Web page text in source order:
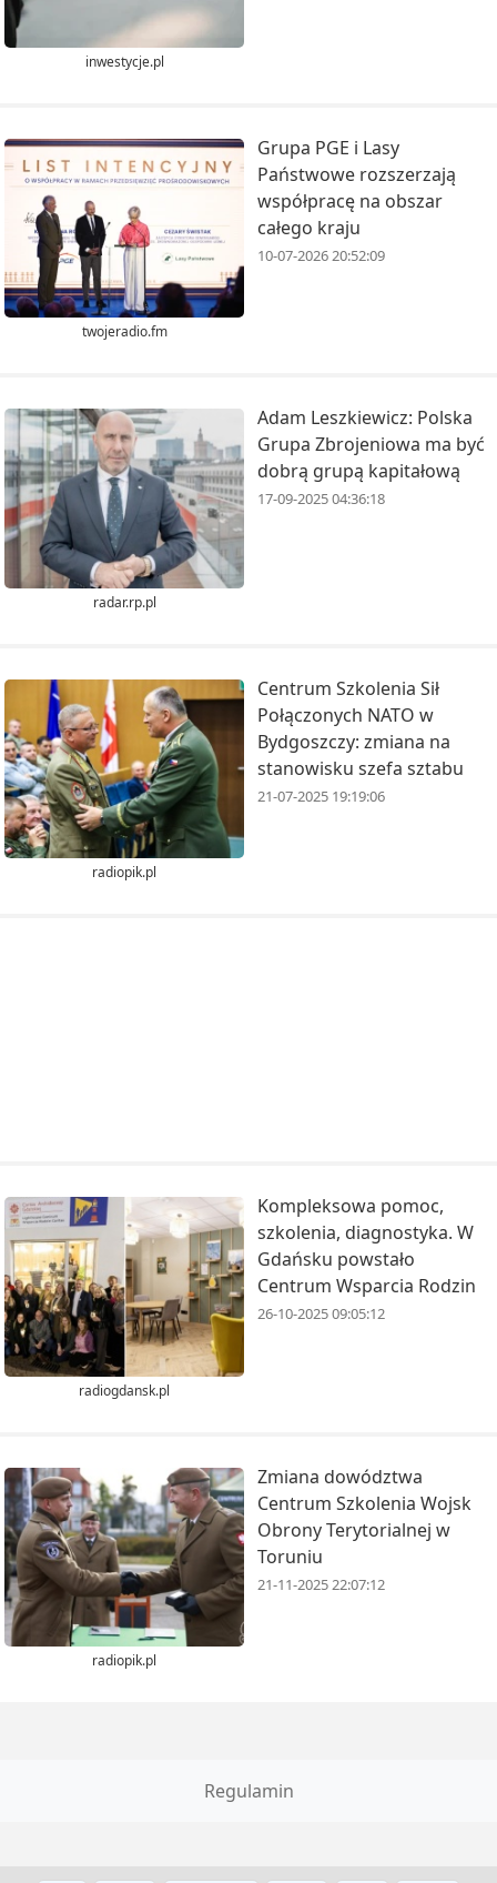
inwestycje.pl
twojeradio.fm
Grupa PGE i Lasy
Państwowe rozszerzają
współpracę na obszar
całego kraju
10-07-2026 20:52:09
radar.rp.pl
Adam Leszkiewicz: Polska
Grupa Zbrojeniowa ma być
dobrą grupą kapitałową
17-09-2025 04:36:18
radiopik.pl
Centrum Szkolenia Sił
Połączonych NATO w
Bydgoszczy: zmiana na
stanowisku szefa sztabu
21-07-2025 19:19:06
radiogdansk.pl
Kompleksowa pomoc,
szkolenia, diagnostyka. W
Gdańsku powstało
Centrum Wsparcia Rodzin
26-10-2025 09:05:12
radiopik.pl
Zmiana dowództwa
Centrum Szkolenia Wojsk
Obrony Terytorialnej w
Toruniu
21-11-2025 22:07:12
Regulamin